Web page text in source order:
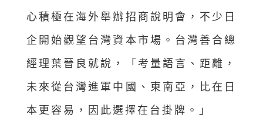
心積極在海外舉辦招商說明會，不少日
企開始觀望台灣資本市場。台灣善合總
經理葉晉良就說，「考量語言、距離，
未來從台灣進軍中國、東南亞，比在日
本更容易，因此選擇在台掛牌。」